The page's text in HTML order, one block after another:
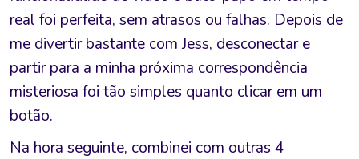
real foi perfeita, sem atrasos ou falhas. Depois de
me divertir bastante com Jess, desconectar e
partir para a minha próxima correspondência
misteriosa foi tão simples quanto clicar em um
botão.
Na hora seguinte, combinei com outras 4